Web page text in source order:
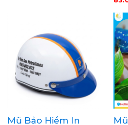
Mũ Bảo Hiểm In